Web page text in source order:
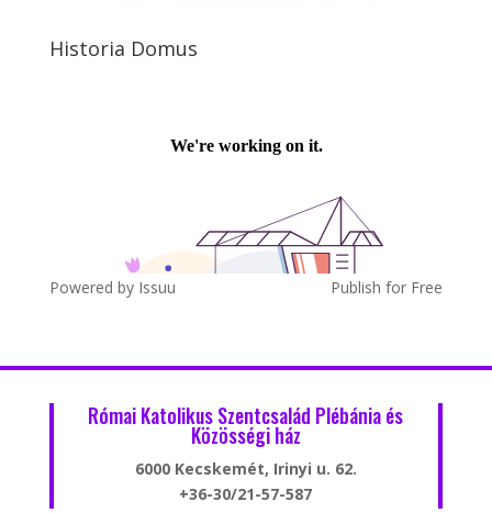
Historia Domus
Powered by Issuu Publish for Free
Római Katolikus Szentcsalád Plébánia és
Közösségi ház
6000 Kecskemét, Irinyi u. 62.
+36-30/21-57-587